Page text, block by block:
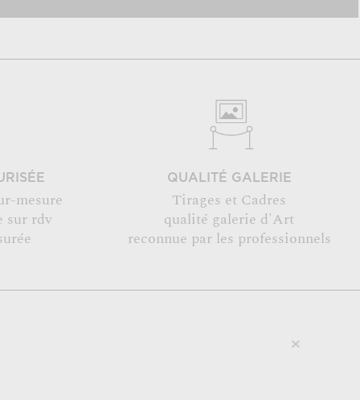
mesure
sur rdv
QUALITÉ GALERIE
Tirages et Cadres
qualité galerie d'Art
reconnue par les professionnels